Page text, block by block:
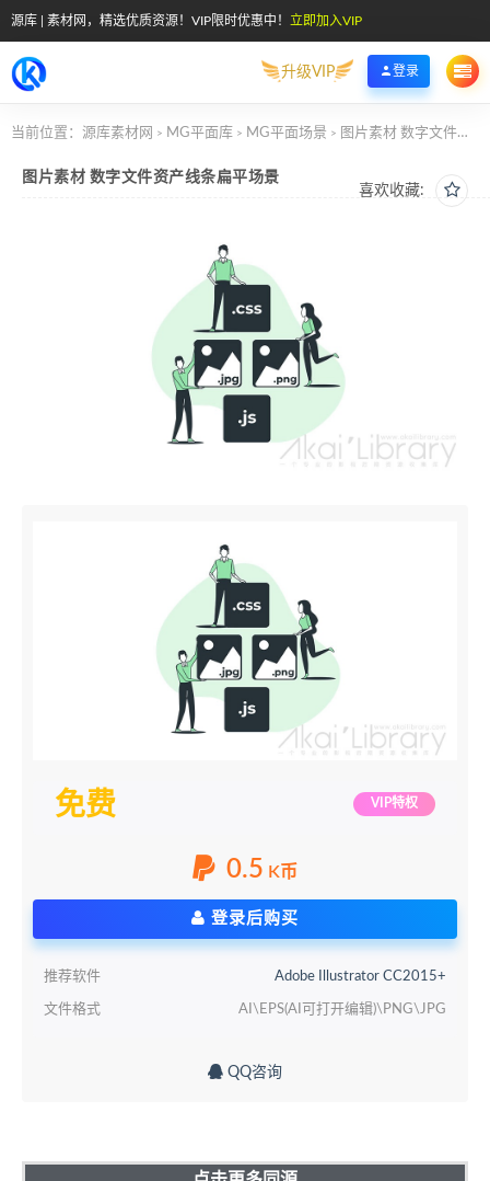
源库 | 素材网，精选优质资源！VIP限时优惠中！ 立即加入VIP
升级VIP 登录
当前位置： 源库素材网 > MG平面库 > MG平面场景 > 图片素材 数字文件资产线条扁平场景
喜欢收藏:
图片素材 数字文件资产线条扁平场景
免费 VIP特权
0.5 K币
登录后购买
推荐软件 Adobe Illustrator CC2015+
文件格式 AI\EPS(AI可打开编辑)\PNG\JPG
QQ咨询